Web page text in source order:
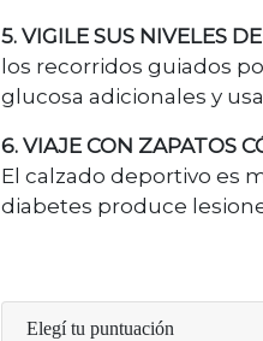
5. VIGILE SUS NIVELES
los recorridos guiados
glucosa adicionales y
6. VIAJE CON ZAPATOS
El calzado deportivo es
diabetes produce
Elegí tu puntuación